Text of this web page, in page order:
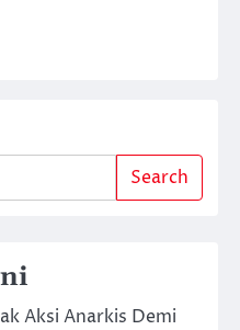
Search
Aksi Anarkis Demi